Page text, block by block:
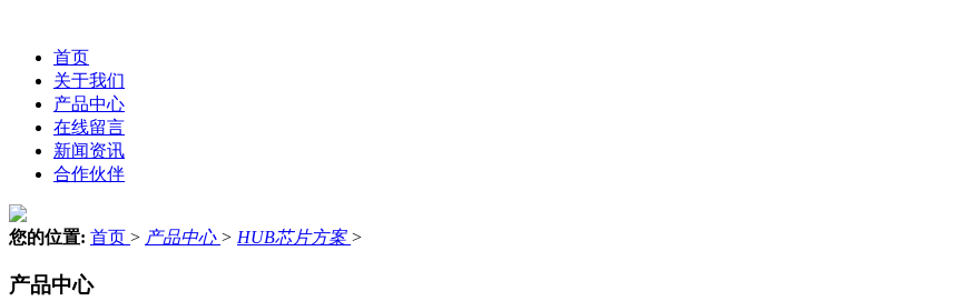
首页
关于我们
产品中心
在线留言
新闻资讯
合作伙伴
您的位置: 首页 > 产品中心 > HUB芯片方案 >
产品中心